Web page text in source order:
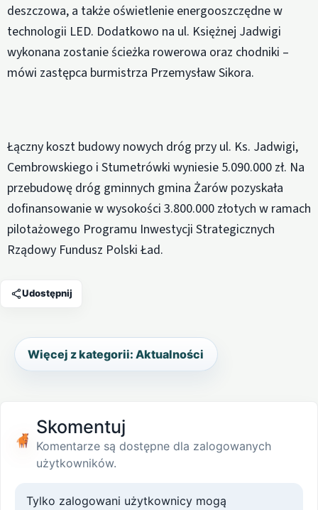
deszczowa, a także oświetlenie energooszczędne w
technologii LED. Dodatkowo na ul. Księżnej Jadwigi
wykonana zostanie ścieżka rowerowa oraz chodniki –
mówi zastępca burmistrza Przemysław Sikora.
Łączny koszt budowy nowych dróg przy ul. Ks. Jadwigi,
Cembrowskiego i Stumetrówki wyniesie 5.090.000 zł. Na
przebudowę dróg gminnych gmina Żarów pozyskała
dofinansowanie w wysokości 3.800.000 złotych w ramach
pilotażowego Programu Inwestycji Strategicznych
Rządowy Fundusz Polski Ład.
Udostępnij
Więcej z kategorii: Aktualności
Skomentuj
Komentarze są dostępne dla zalogowanych
użytkowników.
Tylko zalogowani użytkownicy mogą